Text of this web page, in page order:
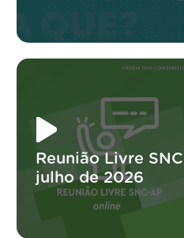
Reunião Livre
julho de 2026